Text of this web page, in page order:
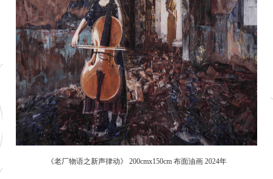
《老厂物语之新声律动》 200cmx150cm 布面油画 2024年